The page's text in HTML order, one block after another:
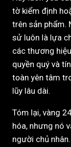
tờ kiểm định
trên sản phẩm.
sử luôn là lựa
các thương
quyền quý và
toàn yên tâm
lũy lâu dài.
Tóm lại, vàng
hóa, nhưng nó
người chủ